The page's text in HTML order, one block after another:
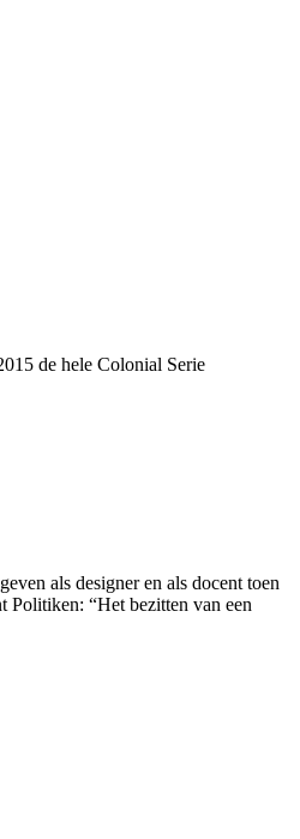
de hele Colonial Serie
als designer en als docent toen
Politiken: “Het bezitten van een